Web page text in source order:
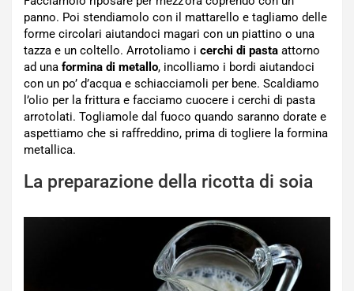
panno. Poi stendiamolo con il mattarello e tagliamo delle
forme circolari aiutandoci magari con un piattino o una
tazza e un coltello. Arrotoliamo i cerchi di pasta attorno
ad una formina di metallo, incolliamo i bordi aiutandoci
con un po’ d’acqua e schiacciamoli per bene. Scaldiamo
l’olio per la frittura e facciamo cuocere i cerchi di pasta
arrotolati. Togliamole dal fuoco quando saranno dorate e
aspettiamo che si raffreddino, prima di togliere la formina
metallica.
La preparazione della ricotta di soia